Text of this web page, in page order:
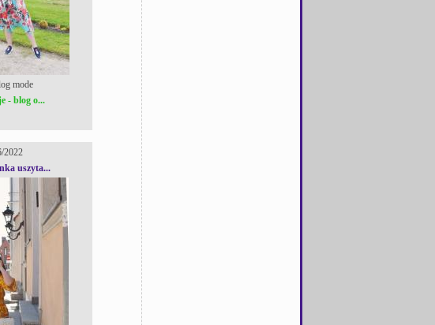
mode
- blog o...
2022
uszyta...